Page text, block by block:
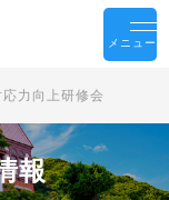
メニュー
力向上研修会
報